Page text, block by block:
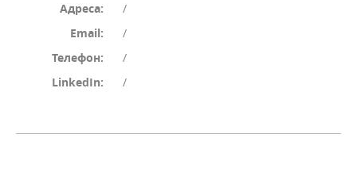
Адреса:
/
Email:
/
Телефон:
/
LinkedIn:
/